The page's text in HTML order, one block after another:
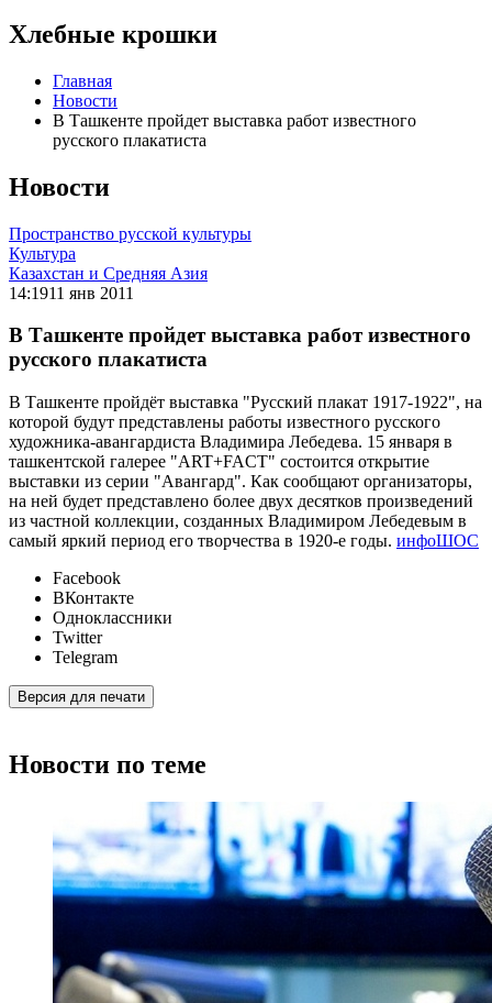
Хлебные крошки
Главная
Новости
В Ташкенте пройдет выставка работ известного
русского плакатиста
Новости
Пространство русской культуры
Культура
Казахстан и Средняя Азия
14:1911 янв 2011
В Ташкенте пройдет выставка работ известного
русского плакатиста
В Ташкенте пройдёт выставка "Русский плакат 1917-1922", на
которой будут представлены работы известного русского
художника-авангардиста Владимира Лебедева. 15 января в
ташкентской галерее "ART+FACT" состоится открытие
выставки из серии "Авангард". Как сообщают организаторы,
на ней будет представлено более двух десятков произведений
из частной коллекции, созданных Владимиром Лебедевым в
самый яркий период его творчества в 1920-е годы. инфоШОС
Facebook
ВКонтакте
Одноклассники
Twitter
Telegram
Версия для печати
Новости по теме